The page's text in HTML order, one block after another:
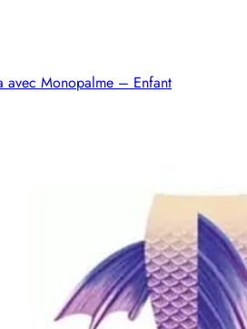
avec Monopalme – Enfant